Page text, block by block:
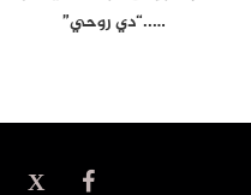
…..“دي روحي”